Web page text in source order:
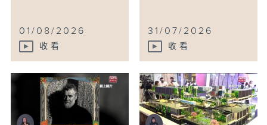
01/08/2026
收看
31/07/2026
收看